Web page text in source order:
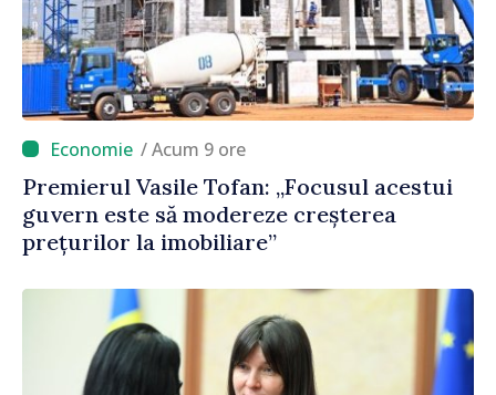
/ Acum 9 ore
Premierul Vasile Tofan: „Focusul acestui
guvern este să modereze creșterea
prețurilor la imobiliare”